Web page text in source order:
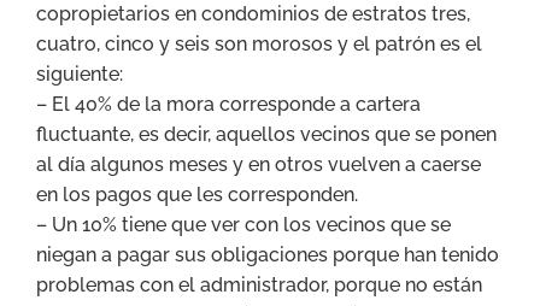
copropietarios en condominios de estratos tres,
cuatro, cinco y seis son morosos y el patrón es el
siguiente:
– El 40% de la mora corresponde a cartera
fluctuante, es decir, aquellos vecinos que se ponen
al día algunos meses y en otros vuelven a caerse
en los pagos que les corresponden.
– Un 10% tiene que ver con los vecinos que se
niegan a pagar sus obligaciones porque han tenido
problemas con el administrador, porque no están